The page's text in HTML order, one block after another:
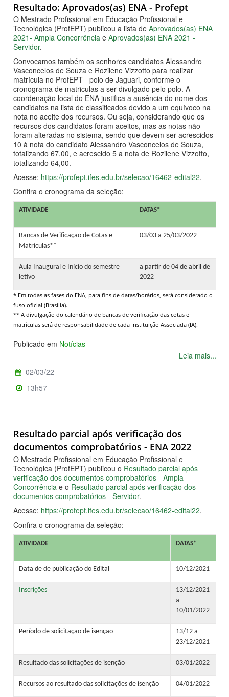
Resultado: Aprovados(as) ENA - Profept
O Mestrado Profissional em Educação Profissional e
Tecnológica (ProfEPT) publicou a lista de Aprovados(as) ENA
2021- Ampla Concorrência e Aprovados(as) ENA 2021 -
Servidor.
Convocamos também os senhores candidatos Alessandro
Vasconcelos de Souza e Rozilene Vizzotto para realizar
matrícula no ProfEPT - polo de Jaguari, conforme o
cronograma de matriculas a ser divulgado pelo polo. A
coordenação local do ENA justifica a ausência do nome dos
candidatos na lista de classificados devido a um equívoco na
nota no aceite dos recursos. Ou seja, considerando que os
recursos dos candidatos foram aceitos, mas as notas não
foram alteradas no sistema, sendo que devem ser acrescidos
10 à nota do candidato Alessandro Vasconcelos de Souza,
totalizando 67,00, e acrescido 5 a nota de Rozilene Vizzotto,
totalizando 64,00.
Acesse: https://profept.ifes.edu.br/selecao/16462-edital22.
Confira o cronograma da seleção:
ATIVIDADE DATAS*
Bancas de Verificação de Cotas e
Matrículas**
03/03 a 25/03/2022
Aula Inaugural e Início do semestre
letivo
a partir de 04 de abril de
2022
* Em todas as fases do ENA, para fins de datas/horários, será considerado o
fuso oficial (Brasília).
** A divulgação do calendário de bancas de verificação das cotas e
matrículas será de responsabilidade de cada Instituição Associada (IA).
Publicado em Notícias
Leia mais...
02/03/22
13h57
Resultado parcial após verificação dos
documentos comprobatórios - ENA 2022
O Mestrado Profissional em Educação Profissional e
Tecnológica (ProfEPT) publicou o Resultado parcial após
verificação dos documentos comprobatórios - Ampla
Concorrência e o Resultado parcial após verificação dos
documentos comprobatórios - Servidor.
Acesse: https://profept.ifes.edu.br/selecao/16462-edital22.
Confira o cronograma da seleção:
ATIVIDADE DATAS*
Data de de publicação do Edital 10/12/2021
Inscrições
13/12/2021
a
10/01/2022
Período de solicitação de isenção
13/12 a
23/12/2021
Resultado das solicitações de isenção 03/01/2022
Recursos ao resultado das solicitações de isenção 04/01/2022